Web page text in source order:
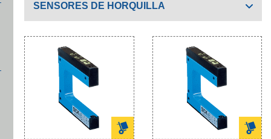
SENSORES DE HORQUILLA